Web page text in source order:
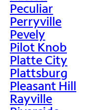
Peculiar
Perryville
Pevely
Pilot Knob
Platte City
Plattsburg
Pleasant Hill
Rayville